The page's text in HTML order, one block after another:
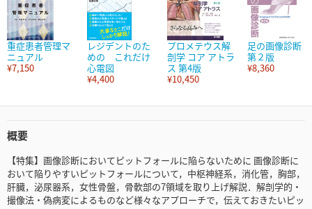
重症患者管理マ
ニュアル
¥7,150
レジデントのた
めの これだけ
心電図
¥4,400
プロメテウス解
剖学 コア アトラ
ス 第4版
¥10,450
足の画像診断
第２版
¥8,360
概要
【特集】画像診断においてピットフォールに陥らないために 画像診断に
おいて陥りやすいピットフォールについて，中枢神経系，消化管，胸部，
肝臓，泌尿器系，女性骨盤，骨軟部の7領域を取り上げ解説．解剖学的・
撮像法・偽病変によるものなど様々なアプローチで，伝えておきたいピッ